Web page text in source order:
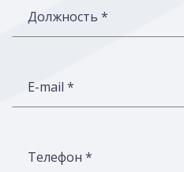
Должность *
E-mail *
Телефон *